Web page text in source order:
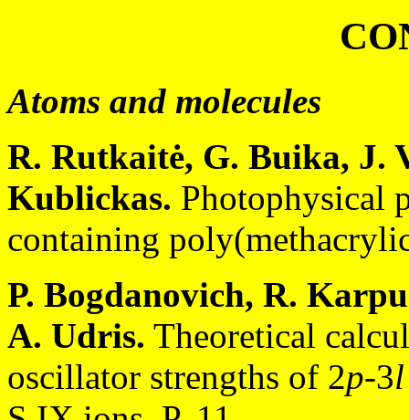
Atoms and molecules
R. Rutkaitė, G. Buika, J.
Kublickas. Photophysical
containing
P. Bogdanovich, R.
A. Udris. Theoretical
oscillator strengths of 2p-3l